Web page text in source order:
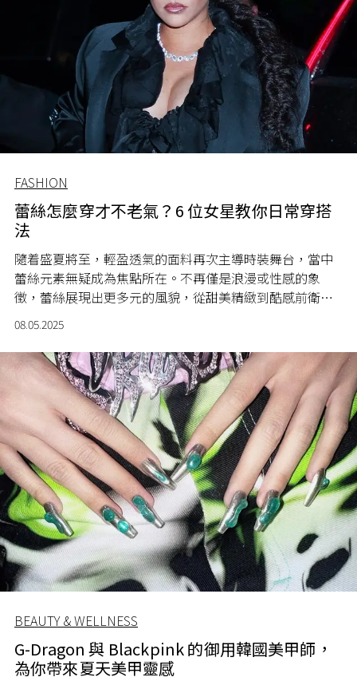
FASHION
蕾絲怎麼穿才不老氣？6 位女星教你日常穿搭
法
隨着盛夏將至，輕盈透氣的面料再次主導時裝舞台，當中
蕾絲元素無疑成為焦點所在。不再僅是浪漫或性感的象
徵，蕾絲展現出更多元的風貌，從甜美精緻到酷感前衛，
Lisa，甚至 Minnie 與水原希子名人們示範，到街拍示範，
皆以蕾絲入型入格地演繹出截然不同的時尚態度。
08.05.2025
BEAUTY & WELLNESS
G-Dragon 與 Blackpink 的御用韓國美甲師，
為你帶來夏天美甲靈感